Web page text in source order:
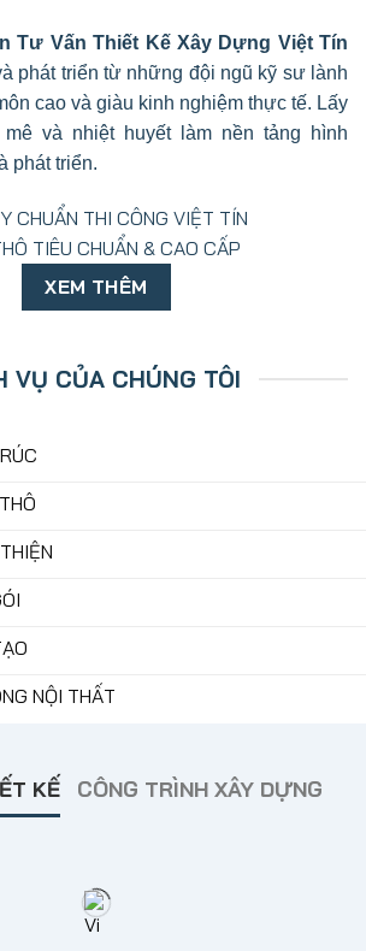
Tư Vấn Thiết Kế Xây Dựng Việt Tín
phát triển từ những đội ngũ kỹ sư lành
cao và giàu kinh nghiệm thực tế. Lấy
và nhiệt huyết làm nền tảng hình
phát triển.
CHUẨN THI CÔNG VIỆT TÍN
TIÊU CHUẨN & CAO CẤP
XEM THÊM
VỤ CỦA CHÚNG TÔI
NỘI THẤT
KẾ CÔNG TRÌNH XÂY DỰNG